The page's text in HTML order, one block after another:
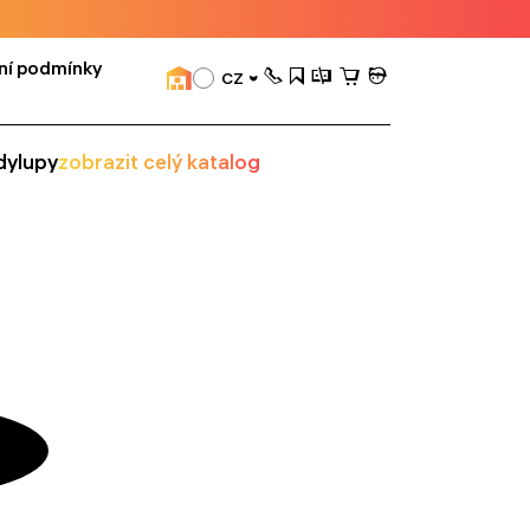
podmínky
CZ
lupyzobrazit celý katalog